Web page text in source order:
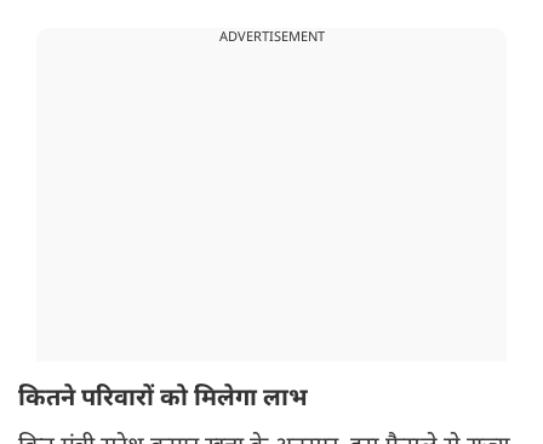
ADVERTISEMENT
कितने परिवारों को मिलेगा लाभ